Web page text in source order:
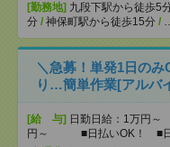
[勤務地] 九段下駅から徒歩5
分 / 神保町駅から徒歩15分 /
＼急募！単発1日の
り…簡単作業[アルバ
[給 与] 日勤日給：1万円
円～ ■日払いOK！ ■日